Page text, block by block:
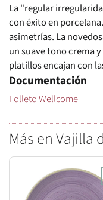
La "regular
con éxito en
asimetrías. La
un suave tono crema
platillos encajan con
Documentación
Folleto Wellcome
Más en Vajilla